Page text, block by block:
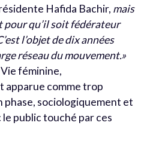
Hafida Bachir, mais
qu’il soit fédérateur
l’objet de dix années
réseau du mouvement.»
féminine,
apparue comme trop
phase, sociologiquement et
public touché par ces